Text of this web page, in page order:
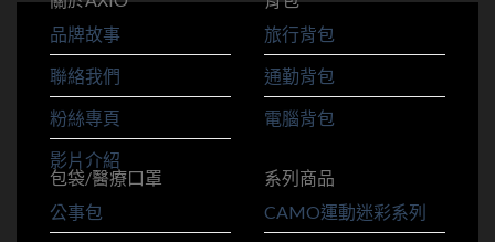
品牌故事
聯絡我們
粉絲專頁
影片介紹
旅行背包
通勤背包
電腦背包
包袋/醫療口罩
公事包
系列商品
CAMO運動迷彩系列